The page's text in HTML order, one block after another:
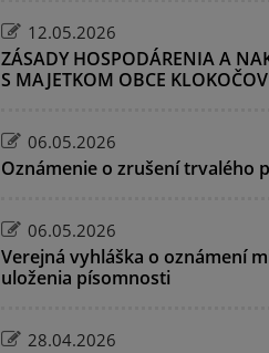
12.05.2026
ZÁSADY HOSPODÁRENIA A
S MAJETKOM OBCE KLOKOČOV
06.05.2026
Oznámenie o zrušení trvalého
06.05.2026
Verejná vyhláška o oznámení
uloženia písomnosti
28.04.2026